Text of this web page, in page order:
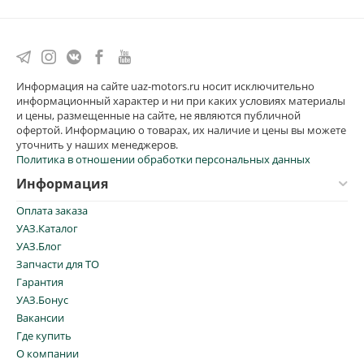
Информация на сайте uaz-motors.ru носит исключительно
информационный характер и ни при каких условиях материалы
и цены, размещенные на сайте, не являются публичной
офертой. Информацию о товарах, их наличие и цены вы можете
уточнить у наших менеджеров.
Политика в отношении обработки персональных данных
Информация
Оплата заказа
УАЗ.Каталог
УАЗ.Блог
Запчасти для ТО
Гарантия
УАЗ.Бонус
Вакансии
Где купить
О компании